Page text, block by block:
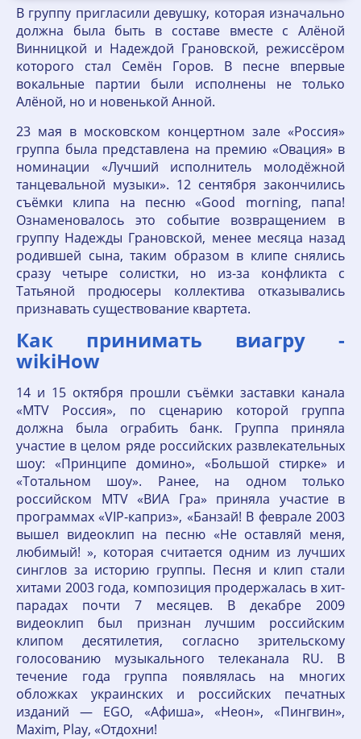
В группу пригласили девушку, которая изначально
должна была быть в составе вместе с Алёной
Винницкой и Надеждой Грановской, режиссёром
которого стал Семён Горов. В песне впервые
вокальные партии были исполнены не только
Алёной, но и новенькой Анной.
23 мая в московском концертном зале «Россия»
группа была представлена на премию «Овация» в
номинации «Лучший исполнитель молодёжной
танцевальной музыки». 12 сентября закончились
съёмки клипа на песню «Good morning, папа!
Ознаменовалось это событие возвращением в
группу Надежды Грановской, менее месяца назад
родившей сына, таким образом в клипе снялись
сразу четыре солистки, но из-за конфликта с
Татьяной продюсеры коллектива отказывались
признавать существование квартета.
Как принимать виагру -
wikiHow
14 и 15 октября прошли съёмки заставки канала
«MTV Россия», по сценарию которой группа
должна была ограбить банк. Группа приняла
участие в целом ряде российских развлекательных
шоу: «Принципе домино», «Большой стирке» и
«Тотальном шоу». Ранее, на одном только
российском MTV «ВИА Гра» приняла участие в
программах «VIP-каприз», «Банзай! В феврале 2003
вышел видеоклип на песню «Не оставляй меня,
любимый! », которая считается одним из лучших
синглов за историю группы. Песня и клип стали
хитами 2003 года, композиция продержалась в хит-
парадах почти 7 месяцев. В декабре 2009
видеоклип был признан лучшим российским
клипом десятилетия, согласно зрительскому
голосованию музыкального телеканала RU. В
течение года группа появлялась на многих
обложках украинских и российских печатных
изданий — EGO, «Афиша», «Неон», «Пингвин»,
Maxim, Play, «Отдохни!